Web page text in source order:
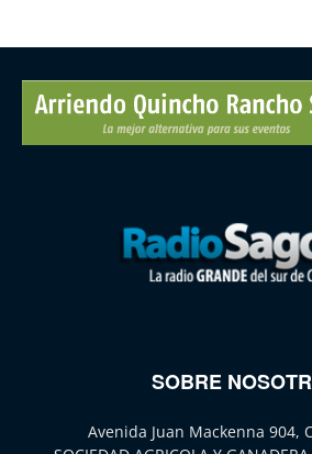
SOBRE
Avenida Juan Mackenna 904,